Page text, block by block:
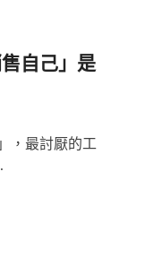
自己」是
，最討厭的工